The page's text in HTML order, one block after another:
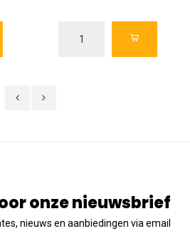
onze nieuwsbrief
nieuws en aanbiedingen via email